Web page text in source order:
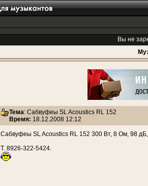
Вы не
Тема: Сабвуфеы SL Acoustics RL 152
Время: 18.12.2008 12:12
Сабвуфеы SL Acoustics RL 152 300 Вт, 8 Ом, 98
Т. 8926-322-5424.